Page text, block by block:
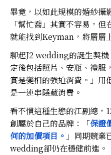
畢竟，以如此規模的婚紗攝
「幫忙喬」其實不容易，
就能找到Keyman，將層層
聊起J2 wedding的誕生契
定後包括照片、安瓶、禮服
實是變相的強迫消費。」用
是一連串隱藏消費。
看不慣這種生態的江副總，
創屬於自己的品牌：「保證
何的加價項目。 」同期競業
wedding卻仍在穩健前進。